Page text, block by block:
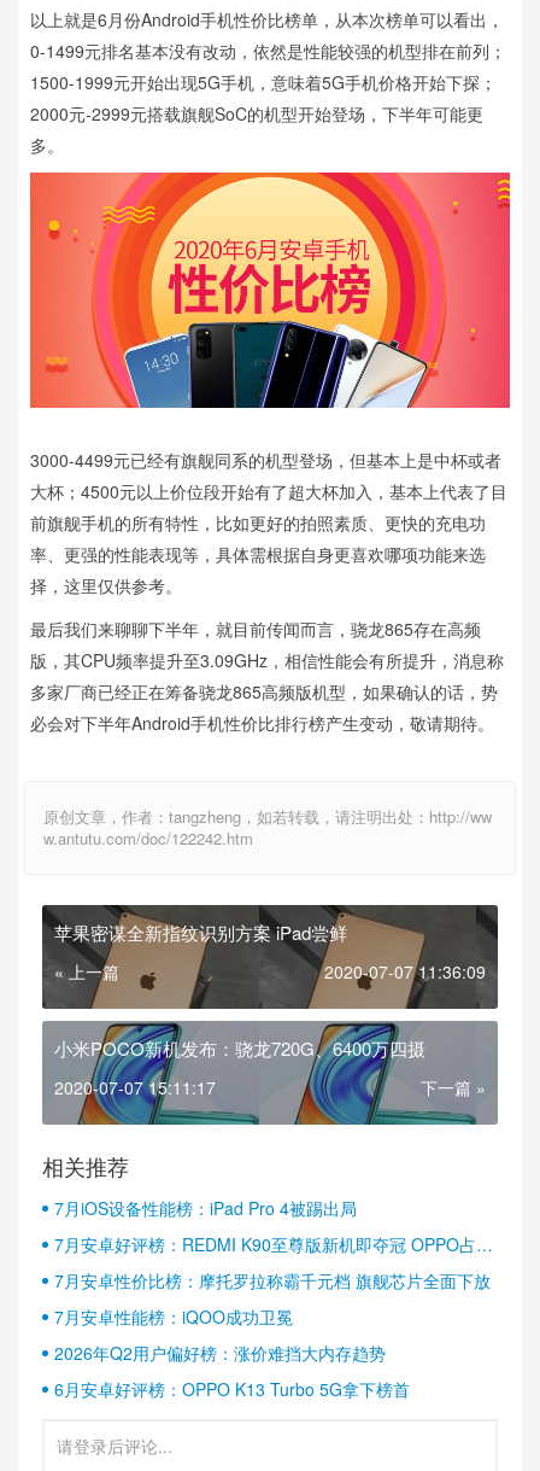
以上就是6月份Android手机性价比榜单，从本次榜单可以看出，
0-1499元排名基本没有改动，依然是性能较强的机型排在前列；
1500-1999元开始出现5G手机，意味着5G手机价格开始下探；
2000元-2999元搭载旗舰SoC的机型开始登场，下半年可能更
多。
3000-4499元已经有旗舰同系的机型登场，但基本上是中杯或者
大杯；4500元以上价位段开始有了超大杯加入，基本上代表了目
前旗舰手机的所有特性，比如更好的拍照素质、更快的充电功
率、更强的性能表现等，具体需根据自身更喜欢哪项功能来选
择，这里仅供参考。
最后我们来聊聊下半年，就目前传闻而言，骁龙865存在高频
版，其CPU频率提升至3.09GHz，相信性能会有所提升，消息称
多家厂商已经正在筹备骁龙865高频版机型，如果确认的话，势
必会对下半年Android手机性价比排行榜产生变动，敬请期待。
原创文章，作者：tangzheng，如若转载，请注明出处：http://ww
w.antutu.com/doc/122242.htm
苹果密谋全新指纹识别方案 iPad尝鲜
« 上一篇 2020-07-07 11:36:09
小米POCO新机发布：骁龙720G、6400万四摄
2020-07-07 15:11:17 下一篇 »
相关推荐
7月iOS设备性能榜：iPad Pro 4被踢出局
7月安卓好评榜：REDMI K90至尊版新机即夺冠 OPPO占据
半壁江山
7月安卓性价比榜：摩托罗拉称霸千元档 旗舰芯片全面下放
7月安卓性能榜：iQOO成功卫冕
2026年Q2用户偏好榜：涨价难挡大内存趋势
6月安卓好评榜：OPPO K13 Turbo 5G拿下榜首